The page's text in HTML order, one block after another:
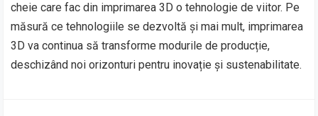
cheie care fac din imprimarea 3D o tehnologie de viitor. Pe
măsură ce tehnologiile se dezvoltă și mai mult, imprimarea
3D va continua să transforme modurile de producție,
deschizând noi orizonturi pentru inovație și sustenabilitate.